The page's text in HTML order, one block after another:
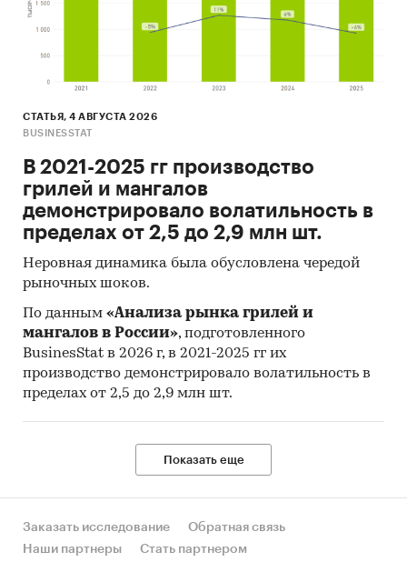
торгового баланса было отрицательное и
составляло 49,2 тыс.т.
- Главными игроками среди российских
производителей являются АО ФИРМА `АВГУСТ`,
- Лучшие производственные показатели
выпуска продукции, составляющим 108,3 тыс.т.
- Лидером по импортным поставкам в 2025 г.
является Китай (более 54%), ведущий
поставщик пестицидов - BAYER CROPSCIENCE
- В импорте наибольшую долю занимает
поставки сегмента из стран: Китай, Беларусь,
Индия. Сегмент high-priced представлен долей
в 20,7% преимущественно из стран: Германия,
Франция, Испания.
- Большую часть продукции российских
крупнейший покупатель - SYNGENTA SOUTH
AFRICA (PTY) LTD
Также в исследовании представлена
информация об участниках ВЭД с объемами
СТАТЬЯ, 4 АВГУСТА 2026
BUSINESSTAT
В 2021-2025 гг производство
грилей и мангалов
демонстрировало волатильность в
пределах от 2,5 до 2,9 млн шт.
Неровная динамика была обусловлена чередой
рыночных шоков.
По данным «Анализа рынка грилей и
мангалов в России», подготовленного
BusinesStat в 2026 г, в 2021-2025 гг их
производство демонстрировало волатильность в
пределах от 2,5 до 2,9 млн шт.
Показать еще
Заказать исследование
Обратная связь
Наши партнеры
Стать партнером